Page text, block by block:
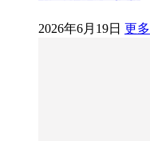
2026年6月19日 更多